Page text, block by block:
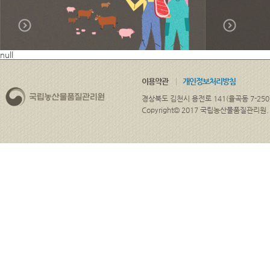
null
이용약관 개인정보처리방침
경상북도 김천시 용전로 141(율곡동 7-
Copyright© 2017 국립농산물품질관리원